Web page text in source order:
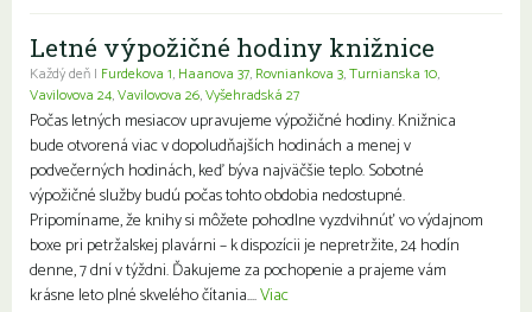
Letné výpožičné hodiny knižnice
Každý deň | Furdekova 1, Haanova 37, Rovniankova 3,Turnianska 10,
Vavilovova 24,Vavilovova 26,Vyšehradská 27
Počas letných mesiacov upravujeme výpožičné hodiny. Knižnica
bude otvorená viac v dopoludňajších hodinách a menej v
podvečerných hodinách, keď býva najväčšie teplo. Sobotné
výpožičné služby budú počas tohto obdobia nedostupné.
Pripomíname, že knihy si môžete pohodlne vyzdvihnúť vo výdajnom
boxe pri petržalskej plavárni – k dispozícii je nepretržite, 24 hodín
denne, 7 dní v týždni. Ďakujeme za pochopenie a prajeme vám
krásne leto plné skvelého čítania....Viac